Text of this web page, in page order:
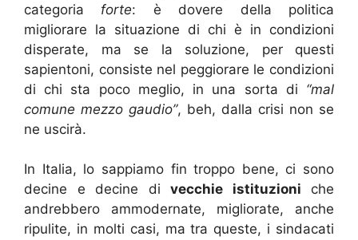
categoria forte: è dovere della politica
migliorare la situazione di chi è in condizioni
disperate, ma se la soluzione, per questi
sapientoni, consiste nel peggiorare le condizioni
di chi sta poco meglio, in una sorta di “mal
comune mezzo gaudio”, beh, dalla crisi non se
ne uscirà.
In Italia, lo sappiamo fin troppo bene, ci sono
decine e decine di vecchie istituzioni che
andrebbero ammodernate, migliorate, anche
ripulite, in molti casi, ma tra queste, i sindacati